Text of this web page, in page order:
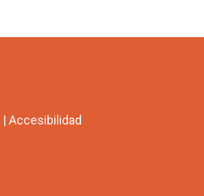
| Accesibilidad